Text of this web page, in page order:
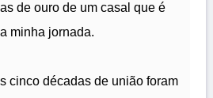
de ouro de um casal que é
minha jornada.
cinco décadas de união foram